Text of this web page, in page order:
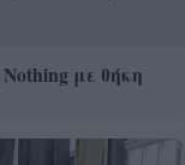
με θήκη